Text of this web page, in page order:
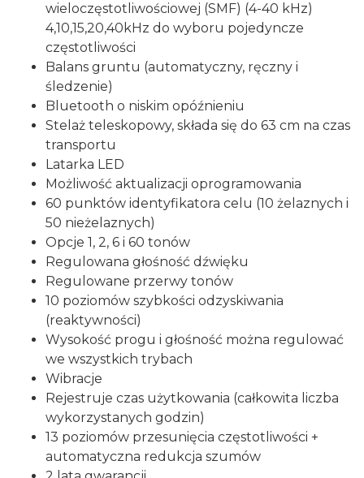
wieloczęstotliwościowej (SMF) (4-40 kHz)
4,10,15,20,40kHz do wyboru pojedyncze
częstotliwości
Balans gruntu (automatyczny, ręczny i
śledzenie)
Bluetooth o niskim opóźnieniu
Stelaż teleskopowy, składa się do 63 cm na czas
transportu
Latarka LED
Możliwość aktualizacji oprogramowania
60 punktów identyfikatora celu (10 żelaznych i
50 nieżelaznych)
Opcje 1, 2, 6 i 60 tonów
Regulowana głośność dźwięku
Regulowane przerwy tonów
10 poziomów szybkości odzyskiwania
(reaktywności)
Wysokość progu i głośność można regulować
we wszystkich trybach
Wibracje
Rejestruje czas użytkowania (całkowita liczba
wykorzystanych godzin)
13 poziomów przesunięcia częstotliwości +
automatyczna redukcja szumów